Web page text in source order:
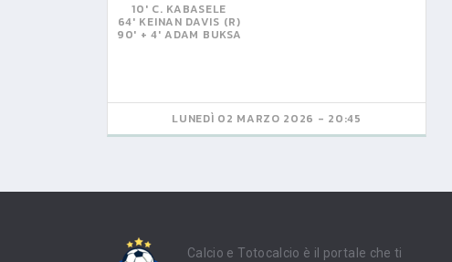
10' C. KABASELE
64' KEINAN DAVIS (R)
90' + 4' ADAM BUKSA
LUNEDÌ 02 MARZO 2026 - 20:45
Calcio e Totocalcio è il portale che ti